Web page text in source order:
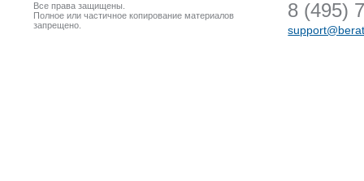
Все права защищены.
Полное или частичное копирование материалов
запрещено.
8 (495)